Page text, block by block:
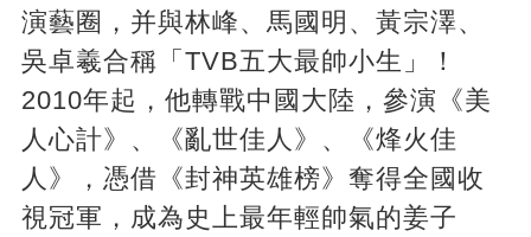
演藝圈，并與林峰、馬國明、黃宗澤、
吳卓羲合稱「TVB五大最帥小生」！
2010年起，他轉戰中國大陸，參演《美
人心計》、《亂世佳人》、《烽火佳
人》，憑借《封神英雄榜》奪得全國收
視冠軍，成為史上最年輕帥氣的姜子